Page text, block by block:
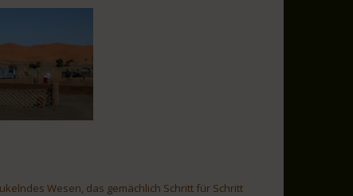
Wesen, das gemächlich Schritt für Schritt